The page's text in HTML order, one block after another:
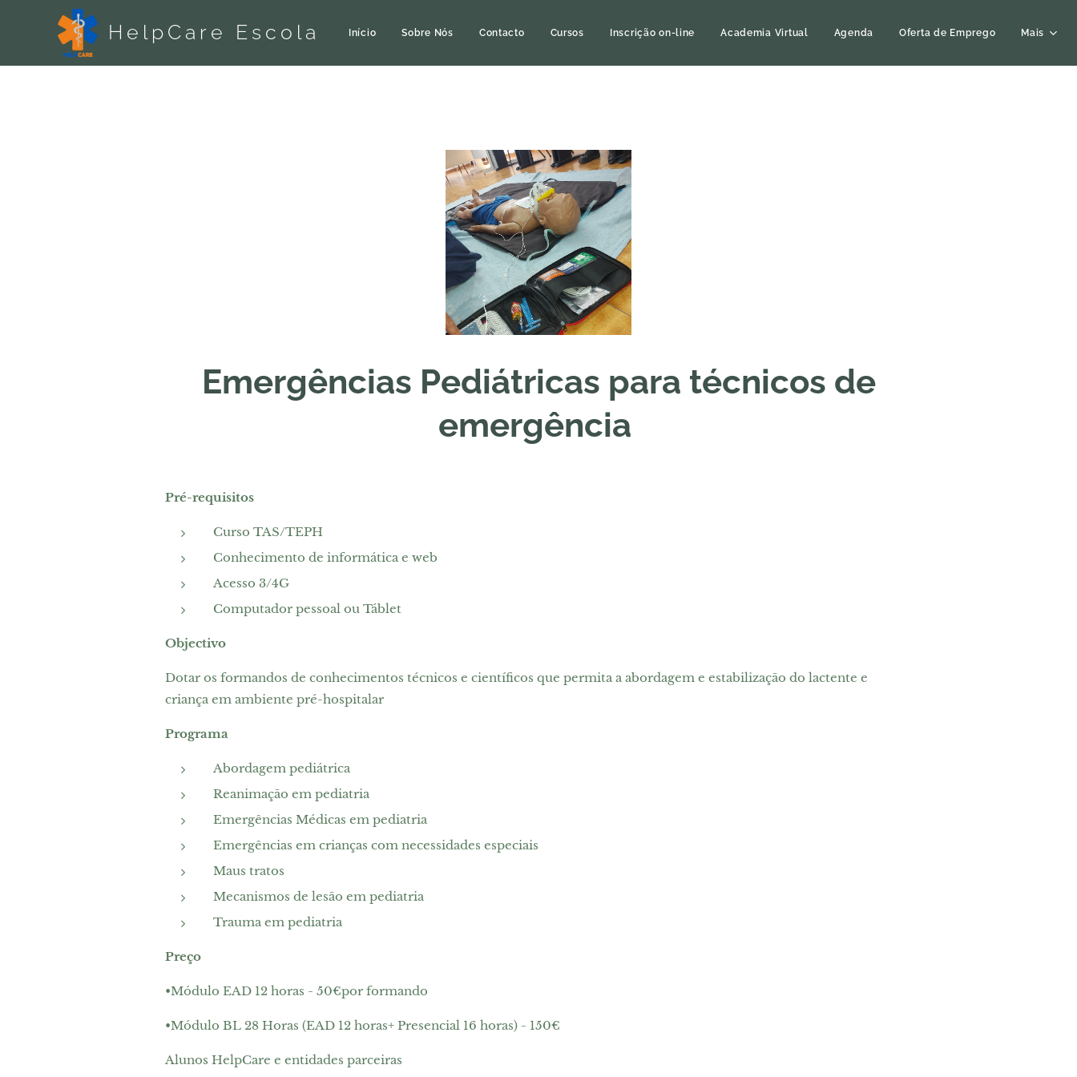
HelpCare Escola Início Sobre Nós Contacto Cursos Inscrição on-line Academia Virtual Agenda Oferta de Emprego Mais
Emergências Pediátricas para técnicos de
emergência
Pré-requisitos
Curso TAS/TEPH
Conhecimento de informática e web
Acesso 3/4G
Computador pessoal ou Táblet
Objectivo
Dotar os formandos de conhecimentos técnicos e científicos que permita a abordagem e estabilização do lactente e
criança em ambiente pré-hospitalar
Programa
Abordagem pediátrica
Reanimação em pediatria
Emergências Médicas em pediatria
Emergências em crianças com necessidades especiais
Maus tratos
Mecanismos de lesão em pediatria
Trauma em pediatria
Preço
•Módulo EAD 12 horas - 50€por formando
•Módulo BL 28 Horas (EAD 12 horas+ Presencial 16 horas) - 150€
Alunos HelpCare e entidades parceiras